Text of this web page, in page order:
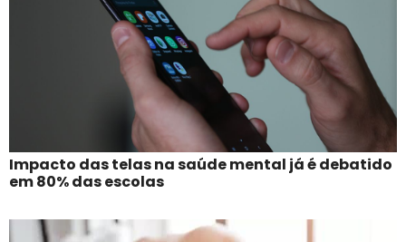
Impacto das telas na saúde mental já é debatido
em 80% das escolas